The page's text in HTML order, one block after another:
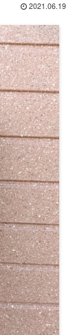
2021.06.19